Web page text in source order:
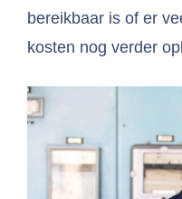
bereikbaar is of er
kosten nog verder